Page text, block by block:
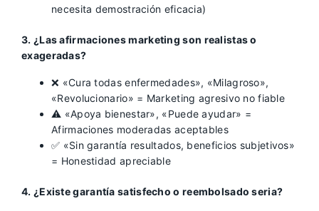
necesita demostración eficacia)
3. ¿Las afirmaciones marketing son realistas o
exageradas?
❌ «Cura todas enfermedades», «Milagroso»,
«Revolucionario» = Marketing agresivo no fiable
⚠️ «Apoya bienestar», «Puede ayudar» =
Afirmaciones moderadas aceptables
✅ «Sin garantía resultados, beneficios subjetivos»
= Honestidad apreciable
4. ¿Existe garantía satisfecho o reembolsado seria?